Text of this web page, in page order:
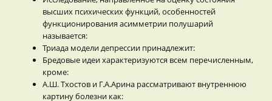
высших психических функций, особенностей
функционирования асимметрии полушарий
называется:
Триада модели депрессии принадлежит:
Бредовые идеи характеризуются всем перечисленным,
кроме:
А.Ш. Тхостов и Г.А.Арина рассматривают внутреннюю
картину болезни как: